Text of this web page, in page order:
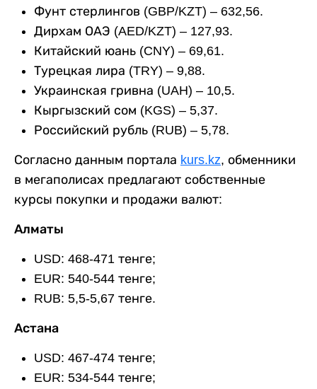
Фунт стерлингов (GBP/KZT) – 632,56.
Дирхам ОАЭ (AED/KZT) – 127,93.
Китайский юань (CNY) – 69,61.
Турецкая лира (TRY) – 9,88.
Украинская гривна (UAH) – 10,5.
Кыргызский сом (KGS) – 5,37.
Российский рубль (RUB) – 5,78.
Согласно данным портала kurs.kz, обменники
в мегаполисах предлагают собственные
курсы покупки и продажи валют:
Алматы
USD: 468-471 тенге;
EUR: 540-544 тенге;
RUB: 5,5-5,67 тенге.
Астана
USD: 467-474 тенге;
EUR: 534-544 тенге;